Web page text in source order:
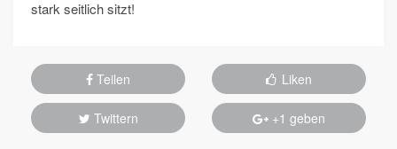
stark seitlich sitzt!
Teilen Liken
Twittern +1 geben